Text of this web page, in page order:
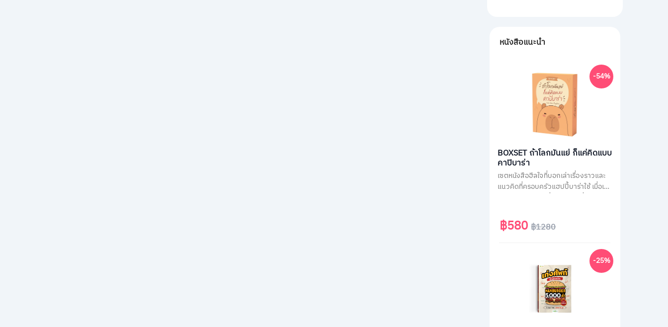
หนังสือแนะนำ
BOXSET ถ้าโลกมันแย่ ก็แค่คิดแบบ
คาปิบาร่า
เซตหนังสือฮีลใจที่บอกเล่าเรื่องราวและ
แนวคิดที่ครอบครัวแฮปปี้บาร่าใช้ เมื่อเจอ
เรื่องความรัก หรือเรื่องของสังคม รวม
กว่า 70 สถานการณ์ เพื่อเปลี่ยนมุมมอง
พร้อมของแถมสุดน่ารักแบบจัดเต็มทั้ง
สติกเกอร์ และที่คั่นคาปิบาร่า
-54%
฿580฿1280
-25%